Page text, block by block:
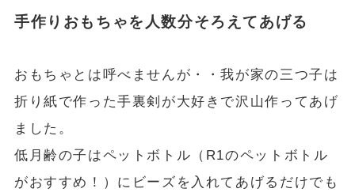
手作りおもちゃを人数分そろえてあげる
おもちゃとは呼べませんが・・我が家の三つ子は
折り紙で作った手裏剣が大好きで沢山作ってあげ
ました。
低月齢の子はペットボトル（R1のペットボトル
がおすすめ！）にビーズを入れてあげるだけでも